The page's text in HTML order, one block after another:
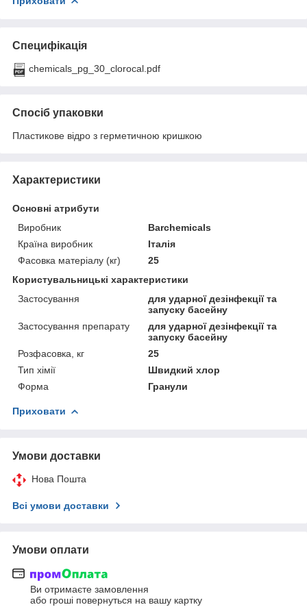
Специфікація
chemicals_pg_30_clorocal.pdf
Спосіб упаковки
Пластикове відро з герметичною кришкою
Характеристики
Основні атрибути
Виробник
Barchemicals
Країна виробник
Італія
Фасовка матеріалу (кг)
25
Користувальницькі характеристики
Застосування
для ударної дезінфекції та
запуску басейну
Застосування препарату
для ударної дезінфекції та
запуску басейну
Розфасовка, кг
25
Тип хімії
Швидкий хлор
Форма
Гранули
Приховати
Умови доставки
Нова Пошта
Всі умови доставки
Умови оплати
Ви отримаєте замовлення
або гроші повернуться на вашу картку